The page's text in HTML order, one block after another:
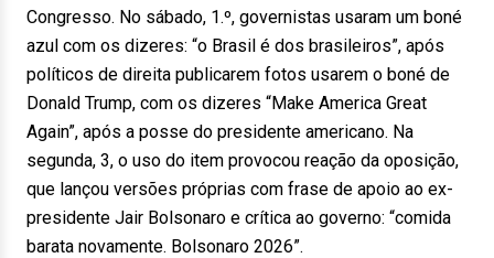
Congresso. No sábado, 1.º, governistas usaram um boné
azul com os dizeres: “o Brasil é dos brasileiros”, após
políticos de direita publicarem fotos usarem o boné de
Donald Trump, com os dizeres “Make America Great
Again”, após a posse do presidente americano. Na
segunda, 3, o uso do item provocou reação da oposição,
que lançou versões próprias com frase de apoio ao ex-
presidente Jair Bolsonaro e crítica ao governo: “comida
barata novamente. Bolsonaro 2026”.